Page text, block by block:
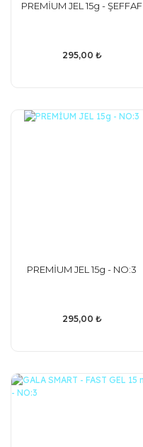
PREMİUM JEL 15g - ŞEFFAF
295,00 ₺
PREMİUM JEL 15g - NO:3
295,00 ₺